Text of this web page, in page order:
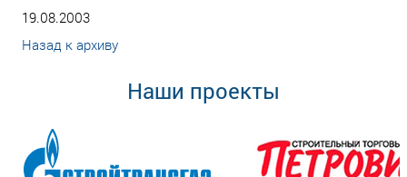
19.08.2003
Назад к архиву
Наши проекты